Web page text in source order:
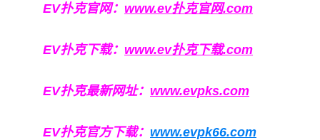
EV扑克官网： www.ev扑克官网.com
EV扑克下载： www.ev扑克下载.com
EV扑克最新网址： www.evpks.com
EV扑克官方下载： www.evpk66.com